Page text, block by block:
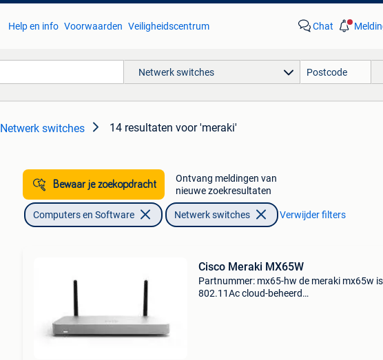
Help en info Voorwaarden Veiligheidscentrum Chat
Netwerk switches
Netwerk switches 14 resultaten voor 'meraki'
Bewaar je zoekopdracht
Ontvang meldingen van
nieuwe zoekresultaten
Computers en Software Netwerk switches Verwijder filters
Cisco Meraki MX65W
Partnummer: mx65-hw de meraki mx65w
802.11Ac cloud-beheerd